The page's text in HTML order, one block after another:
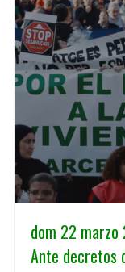
dom 22 marzo
Ante decretos